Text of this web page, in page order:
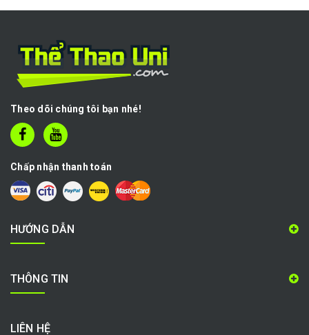
Theo dõi chúng tôi bạn nhé!
Chấp nhận thanh toán
HƯỚNG DẪN
THÔNG TIN
LIÊN HỆ